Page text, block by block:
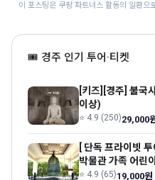
이 포스팅은 쿠팡 파트너스 활동의 일환으
🎟 경주 인기 투어·티켓
[키즈][경주] 불국
이상)
⭐ 4.9 (250)29,000
[ 단독 프라이빗
박물관 가족 어린
⭐ 4.9 (65)19,000원